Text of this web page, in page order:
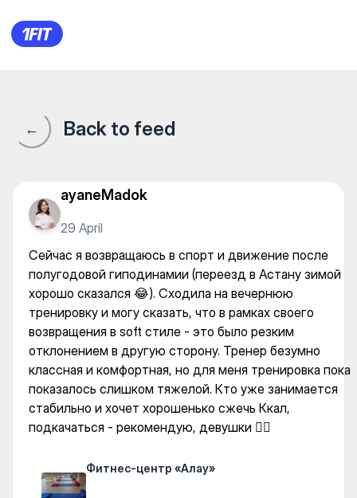
Фитнес-центр «Алау» —
← Back to feed
ayaneMadok
29 April
Сейчас я возвращаюсь в спорт и движение после
полугодовой гиподинамии (переезд в Астану зимой
хорошо сказался 😂). Сходила на вечернюю
тренировку и могу сказать, что в рамках своего
возвращения в soft стиле - это было резким
отклонением в другую сторону. Тренер безумно
классная и комфортная, но для меня тренировка пока
показалось слишком тяжелой. Кто уже занимается
стабильно и хочет хорошенько сжечь Ккал,
подкачаться - рекомендую, девушки 👍🏼
Фитнес-центр «Алау»